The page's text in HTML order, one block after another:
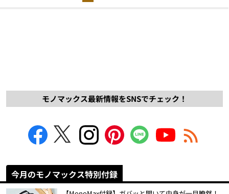
モノマックス最新情報をSNSでチェック！
今月のモノマックス特別付録